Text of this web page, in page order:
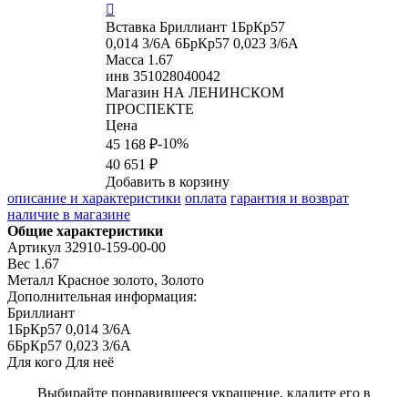

Вставка Бриллиант 1БрКр57
0,014 3/6А 6БрКр57 0,023 3/6А
Масса 1.67
инв 351028040042
Магазин НА ЛЕНИНСКОМ
ПРОСПЕКТЕ
Цена
45 168 ₽-10%
40 651 ₽
Добавить в корзину
описание и характеристики оплата гарантия и возврат
наличие в магазине
Общие характеристики
Артикул 32910-159-00-00
Вес 1.67
Металл Красное золото, Золото
Дополнительная информация:
Бриллиант
1БрКр57 0,014 3/6А
6БрКр57 0,023 3/6А
Для кого Для неё
Выбирайте понравившееся украшение, кладите его в